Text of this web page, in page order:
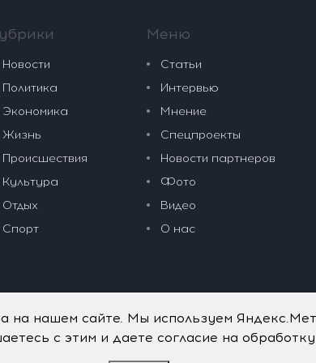
Новости
Политика
Экономика
Жизнь
Происшествия
Культура
Отдых
Спорт
Меню
Статьи
Интервью
Мнение
Спецпроекты
Новости партнеров
Фото
Видео
О нас
на нашем сайте. Мы используем
с этим и даете согласие на